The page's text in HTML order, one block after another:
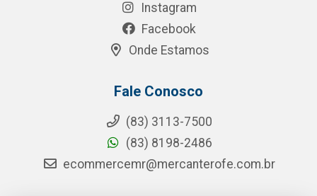
Instagram
Facebook
Onde Estamos
Fale Conosco
(83) 3113-7500
(83) 8198-2486
ecommercemr@mercanterofe.com.br